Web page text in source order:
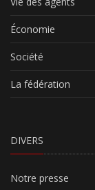
Économie
Société
La fédération
DIVERS
Notre presse